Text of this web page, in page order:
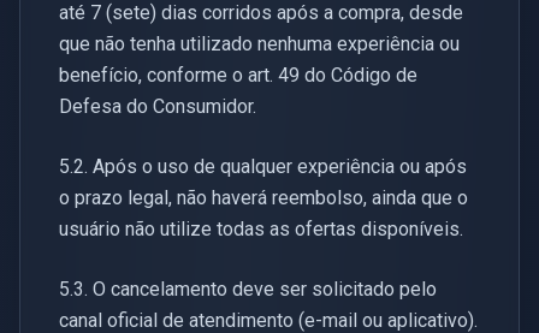
até 7 (sete) dias corridos após a compra, desde
que não tenha utilizado nenhuma experiência ou
benefício, conforme o art. 49 do Código de
Defesa do Consumidor.
5.2. Após o uso de qualquer experiência ou após
o prazo legal, não haverá reembolso, ainda que o
usuário não utilize todas as ofertas disponíveis.
5.3. O cancelamento deve ser solicitado pelo
canal oficial de atendimento (e-mail ou aplicativo).